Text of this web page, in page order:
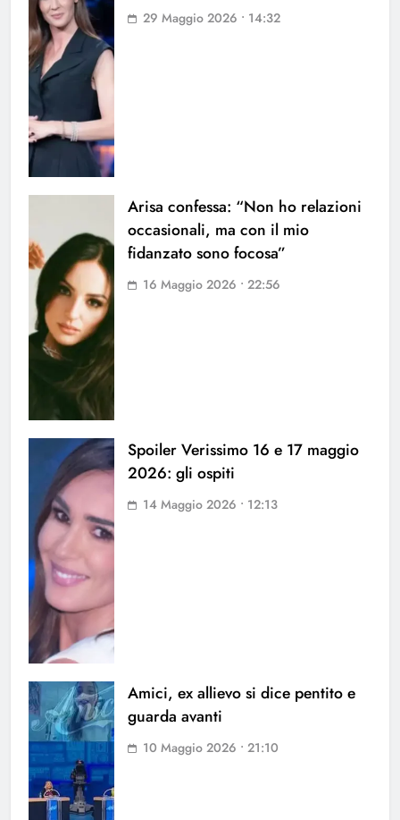
29 Maggio 2026 • 14:32
Arisa confessa: “Non ho relazioni
occasionali, ma con il mio
fidanzato sono focosa”
16 Maggio 2026 • 22:56
Spoiler Verissimo 16 e 17 maggio
2026: gli ospiti
14 Maggio 2026 • 12:13
Amici, ex allievo si dice pentito e
guarda avanti
10 Maggio 2026 • 21:10